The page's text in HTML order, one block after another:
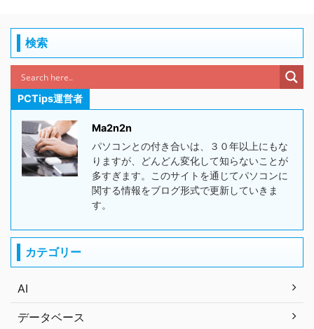
検索
PCTips運営者
Ma2n2n
パソコンとの付き合いは、３０年以上にもな
りますが、どんどん変化して知らないことが
多すぎます。このサイトを通じてパソコンに
関する情報をブログ形式で更新していきま
す。
カテゴリー
AI
データベース